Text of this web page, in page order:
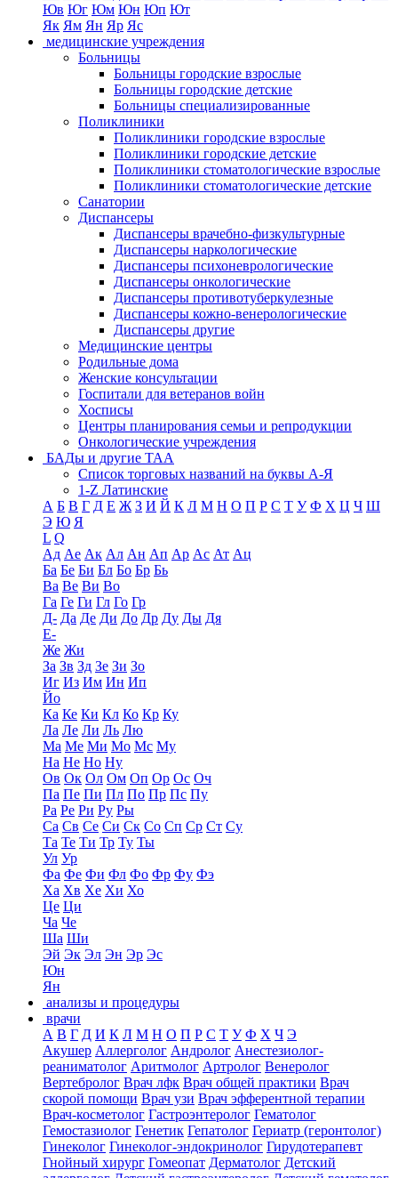
Юв Юг Юм Юн Юп Ют
Як Ям Ян Яр Яс
медицинские учреждения
Больницы
Больницы городские взрослые
Больницы городские детские
Больницы специализированные
Поликлиники
Поликлиники городские взрослые
Поликлиники городские детские
Поликлиники стоматологические взрослые
Поликлиники стоматологические детские
Санатории
Диспансеры
Диспансеры врачебно-физкультурные
Диспансеры наркологические
Диспансеры психоневрологические
Диспансеры онкологические
Диспансеры противотуберкулезные
Диспансеры кожно-венерологические
Диспансеры другие
Медицинские центры
Родильные дома
Женские консультации
Госпитали для ветеранов войн
Хосписы
Центры планирования семьи и репродукции
Онкологические учреждения
БАДы и другие ТАА
Список торговых названий на буквы А-Я
1-Z Латинские
А Б В Г Д Е Ж З И Й К Л М Н О П Р С Т У Ф Х Ц Ч Ш
Э Ю Я
L Q
Ад Ае Ак Ал Ан Ап Ар Ас Ат Ац
Ба Бе Би Бл Бо Бр Бь
Ва Ве Ви Во
Га Ге Ги Гл Го Гр
Д- Да Де Ди До Др Ду Ды Дя
Е-
Же Жи
За Зв Зд Зе Зи Зо
Иг Из Им Ин Ип
Йо
Ка Ке Ки Кл Ко Кр Ку
Ла Ле Ли Ль Лю
Ма Ме Ми Мо Мс Му
На Не Но Ну
Ов Ок Ол Ом Оп Ор Ос Оч
Па Пе Пи Пл По Пр Пс Пу
Ра Ре Ри Ру Ры
Са Св Се Си Ск Со Сп Ср Ст Су
Та Те Ти Тр Ту Ты
Ул Ур
Фа Фе Фи Фл Фо Фр Фу Фэ
Ха Хв Хе Хи Хо
Це Ци
Ча Че
Ша Ши
Эй Эк Эл Эн Эр Эс
Юн
Ян
анализы и процедуры
врачи
А В Г Д И К Л М Н О П Р С Т У Ф Х Ч Э
Акушер Аллерголог Андролог Анестезиолог-
реаниматолог Аритмолог Артролог Венеролог
Вертебролог Врач лфк Врач общей практики Врач
скорой помощи Врач узи Врач эфферентной терапии
Врач-косметолог Гастроэнтеролог Гематолог
Гемостазиолог Генетик Гепатолог Гериатр (геронтолог)
Гинеколог Гинеколог-эндокринолог Гирудотерапевт
Гнойный хирург Гомеопат Дерматолог Детский